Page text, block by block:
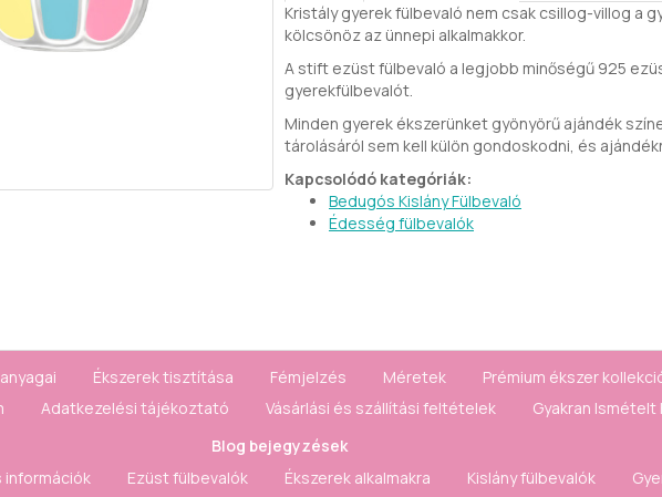
Kristály gyerek fülbevaló nem csak csillog-villog a
kölcsönöz az ünnepi alkalmakkor.
A stift ezüst fülbevaló a legjobb minőségű 925
gyerekfülbevalót.
Minden gyerek ékszerünket gyönyörű ajándék
tárolásáról sem kell külön gondoskodni, és
Kapcsolódó kategóriák:
Bedugós Kislány Fülbevaló
Édesség fülbevalók
Ékszerek tisztítása Fémjelzés Méretek Prémium ékszer
Adatkezelési tájékoztató Vásárlási és szállítási feltételek
Gyakran
Blog bejegyzések
információk Ezüst fülbevalók Ékszerek alkalmakra Kislány fülbevalók